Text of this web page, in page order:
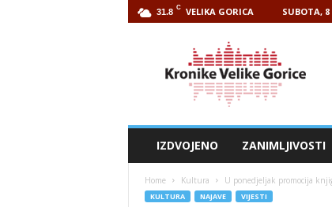
31.8 C VELIKA GORICA SUBOTA,
IZDVOJENO ZANIMLJIVOSTI
Home Kultura U ponedjeljak promocija
KULTURA NAJAVE VIJESTI